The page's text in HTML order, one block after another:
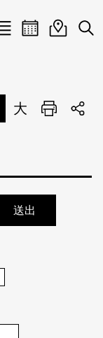
Menu
English
入/註冊
活動日曆活動地圖
展
大 列印